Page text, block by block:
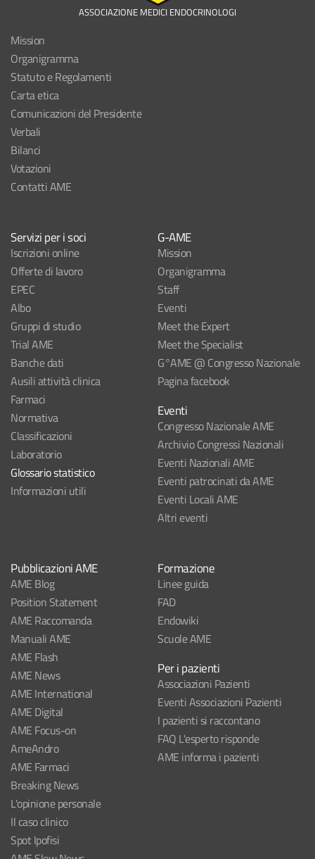
ASSOCIAZIONE MEDICI ENDOCRINOLOGI
Mission
Organigramma
Statuto e Regolamenti
Carta etica
Comunicazioni del Presidente
Verbali
Bilanci
Votazioni
Contatti AME
Servizi per i soci
Iscrizioni online
Offerte di lavoro
EPEC
Albo
Gruppi di studio
Trial AME
Banche dati
Ausili attività clinica
Farmaci
Normativa
Classificazioni
Laboratorio
Glossario statistico
Informazioni utili
G-AME
Mission
Organigramma
Staff
Eventi
Meet the Expert
Meet the Specialist
G°AME @ Congresso Nazionale
Pagina facebook
Eventi
Congresso Nazionale AME
Archivio Congressi Nazionali
Eventi Nazionali AME
Eventi patrocinati da AME
Eventi Locali AME
Altri eventi
Pubblicazioni AME
AME Blog
Position Statement
AME Raccomanda
Manuali AME
AME Flash
AME News
AME International
AME Digital
AME Focus-on
AmeAndro
AME Farmaci
Breaking News
L'opinione personale
Il caso clinico
Spot Ipofisi
Formazione
Linee guida
FAD
Endowiki
Scuole AME
Per i pazienti
Associazioni Pazienti
Eventi Associazioni Pazienti
I pazienti si raccontano
FAQ L'esperto risponde
AME informa i pazienti